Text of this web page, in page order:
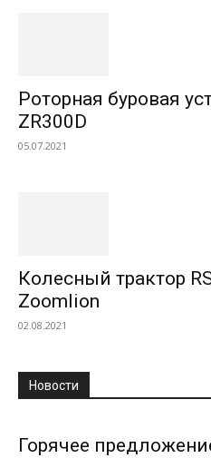
Роторная буровая
ZR300D
05.07.2021
Колесный трактор
Zoomlion
02.08.2021
Новости
Горячее